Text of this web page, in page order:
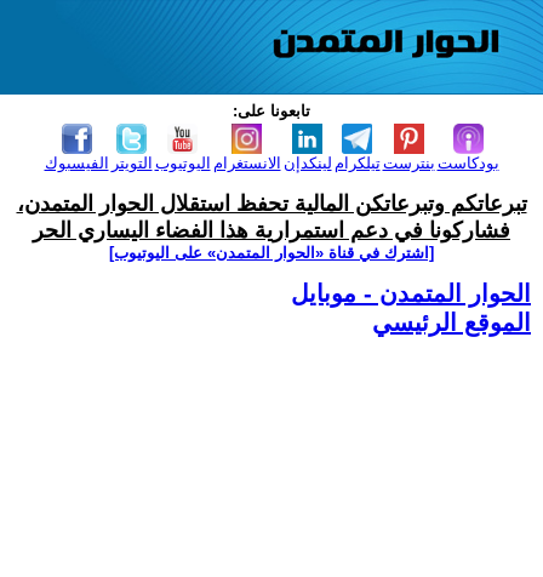
تابعونا على:
الفيسبوك التويتر اليوتيوب الانستغرام لينكدإن تيلكرامبنترست بودكاست
تبرعاتكم وتبرعاتكن المالية تحفظ استقلال الحوار المتمدن،
فشاركونا في دعم استمرارية هذا الفضاء اليساري الحر
[اشترك في قناة ‫«الحوار المتمدن» على اليوتيوب]
الحوار المتمدن - موبايل
الموقع الرئيسي